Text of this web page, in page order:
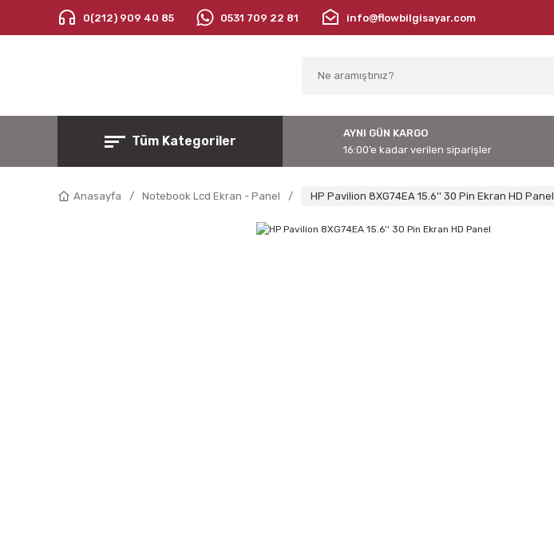
0(212) 909 40 85 0531 709 22 81 info@flowbilgisayar.com
Tüm Kategoriler
AYNI GÜN KARGO
16:00’e kadar verilen siparişler
Anasayfa Notebook Lcd Ekran - Panel HP Pavilion 8XG74EA 15.6'' 30 Pin Ekran HD Panel